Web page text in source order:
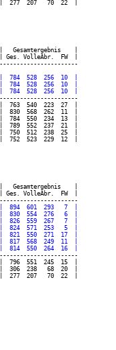
|
Ges. VolleAbr.  FW  |
528  256  10  |
784  528  256  10  |
763  540  223  27  |
568  262  11  |
784  550  234  13  |
789  552  237  21  |
750  512  238  25  |
|
Ges. VolleAbr.  FW  |
894  601  293   7  |
830  554  276   6  |
559  267   7  |
571  253   5  |
821  550  271  17  |
568  249  11  |
551  245  15  |
238   68  20  |